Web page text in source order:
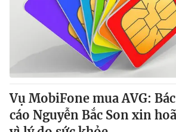
Vụ MobiFone mua AVG:
cáo Nguyễn Bắc Son xin